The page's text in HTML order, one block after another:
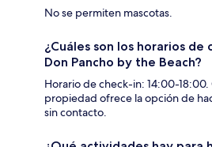
No se permiten mascotas.
¿Cuáles son los horarios
Don Pancho by the Beach?
Horario de check-in: 14:00-
propiedad ofrece la opción de
sin contacto.